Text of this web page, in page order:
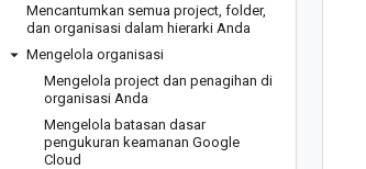
Mencantumkan semua project, folder,
dan organisasi dalam hierarki Anda
Mengelola organisasi
Mengelola project dan penagihan di
organisasi Anda
Mengelola batasan dasar
pengukuran keamanan Google
Cloud